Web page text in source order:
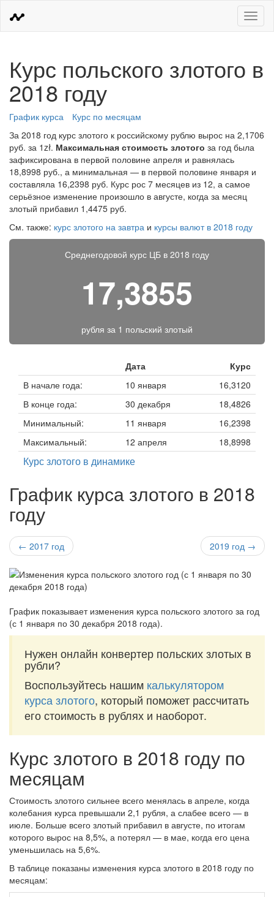
Меню
Курс польского злотого в
2018 году
График курса
Курс по месяцам
За 2018 год курс злотого к российскому рублю вырос на 2,1706
руб. за 1zł. Максимальная стоимость злотого за год была
зафиксирована в первой половине апреля и равнялась
18,8998 руб., а минимальная — в первой половине января и
составляла 16,2398 руб. Курс рос 7 месяцев из 12, а самое
серьёзное изменение произошло в августе, когда за месяц
злотый прибавил 1,4475 руб.
См. также: курс злотого на завтра и курсы валют в 2018 году
Среднегодовой курс ЦБ в 2018 году
17,3855
рубля за 1 польский злотый
Дата
Курс
В начале года:
10 января
16,3120
В конце года:
30 декабря
18,4826
Минимальный:
11 января
16,2398
Максимальный:
12 апреля 18,8998
Курс злотого в динамике
График курса злотого в 2018
году
← 2017 год 2019 год →
График показывает изменения курса польского злотого за год
(с 1 января по 30 декабря 2018 года).
Нужен онлайн конвертер польских злотых в
рубли?
Воспользуйтесь нашим калькулятором
курса злотого, который поможет рассчитать
его стоимость в рублях и наоборот.
Курс злотого в 2018 году по
месяцам
Стоимость злотого сильнее всего менялась в апреле, когда
колебания курса превышали 2,1 рубля, а слабее всего — в
июле. Больше всего злотый прибавил в августе, по итогам
которого вырос на 8,5%, а потерял — в мае, когда его цена
уменьшилась на 5,6%.
В таблице показаны изменения курса злотого в 2018 году по
месяцам: